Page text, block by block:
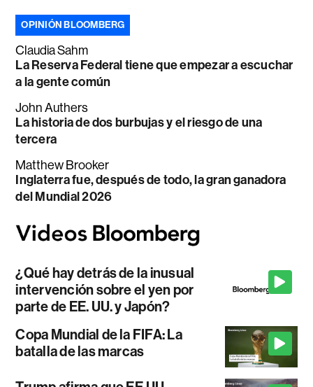
OPINIÓN BLOOMBERG
Claudia Sahm
La Reserva Federal tiene que empezar a escuchar
a la gente común
John Authers
La historia de dos burbujas y el riesgo de una
tercera
Matthew Brooker
Inglaterra fue, después de todo, la gran ganadora
del Mundial 2026
¿Qué hay detrás de la inusual
intervención sobre el yen por
parte de EE. UU. y Japón?
Copa Mundial de la FIFA: La
batalla de las marcas